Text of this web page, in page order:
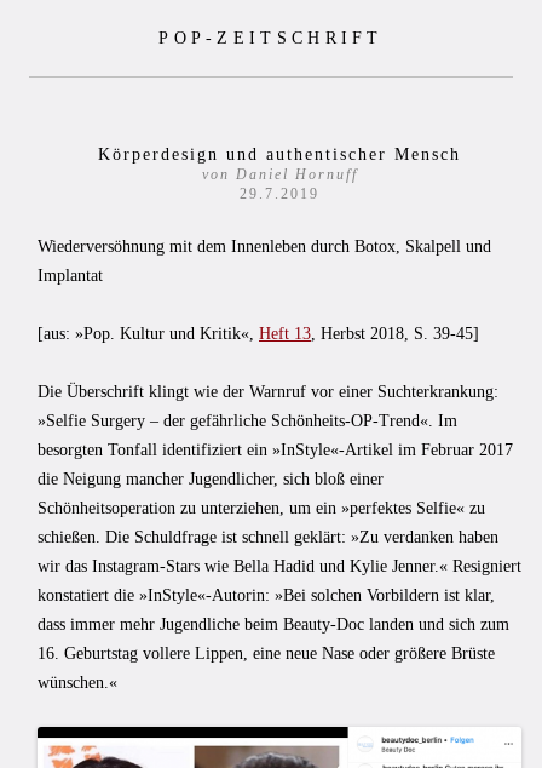
POP-ZEITSCHRIFT
Körperdesign und authentischer Mensch
von Daniel Hornuff
29.7.2019
Wiederversöhnung mit dem Innenleben durch Botox, Skalpell und
Implantat
[aus: »Pop. Kultur und Kritik«, Heft 13 , Herbst 2018, S. 39-45]
Die Überschrift klingt wie der Warnruf vor einer Suchterkrankung:
»Selfie Surgery – der gefährliche Schönheits-OP-Trend«. Im
besorgten Tonfall identifiziert ein »InStyle«-Artikel im Februar 2017
die Neigung mancher Jugendlicher, sich bloß einer
Schönheitsoperation zu unterziehen, um ein »perfektes Selfie« zu
schießen. Die Schuldfrage ist schnell geklärt: »Zu verdanken haben
wir das Instagram-Stars wie Bella Hadid und Kylie Jenner.« Resigniert
konstatiert die »InStyle«-Autorin: »Bei solchen Vorbildern ist klar,
dass immer mehr Jugendliche beim Beauty-Doc landen und sich zum
16. Geburtstag vollere Lippen, eine neue Nase oder größere Brüste
wünschen.«